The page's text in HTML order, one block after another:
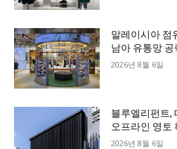
말레이시아 점
남아 유통망 공
2026년 8월 6일
블루엘리펀트,
오프라인 영토
2026년 8월 6일